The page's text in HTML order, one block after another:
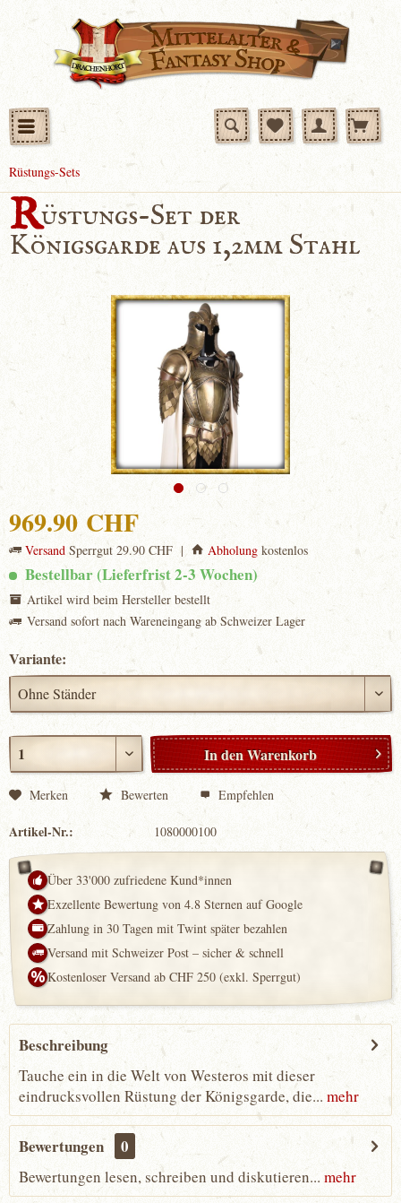
Rüstungs-Sets
Rüstungs-Set der
Königsgarde aus 1,2mm Stahl
969.90 CHF
VersandSperrgut 29.90 CHF | Abholung kostenlos
Bestellbar (Lieferfrist 2-3 Wochen)
Artikel wird beim Hersteller bestellt
Versand sofort nach Wareneingang ab Schweizer Lager
Variante:
In denWarenkorb
Merken Bewerten Empfehlen
Artikel-Nr.: 1080000100
Über 33'000 zufriedene Kund*innen
Exzellente Bewertung von 4.8 Sternen auf Google
Zahlung in 30 Tagen mit Twint später bezahlen
Versand mit Schweizer Post – sicher & schnell
Kostenloser Versand ab CHF 250 (exkl. Sperrgut)
Beschreibung
Tauche ein in die Welt von Westeros mit dieser
eindrucksvollen Rüstung der Königsgarde, die... mehr
Bewertungen 0
Bewertungen lesen, schreiben und diskutieren... mehr